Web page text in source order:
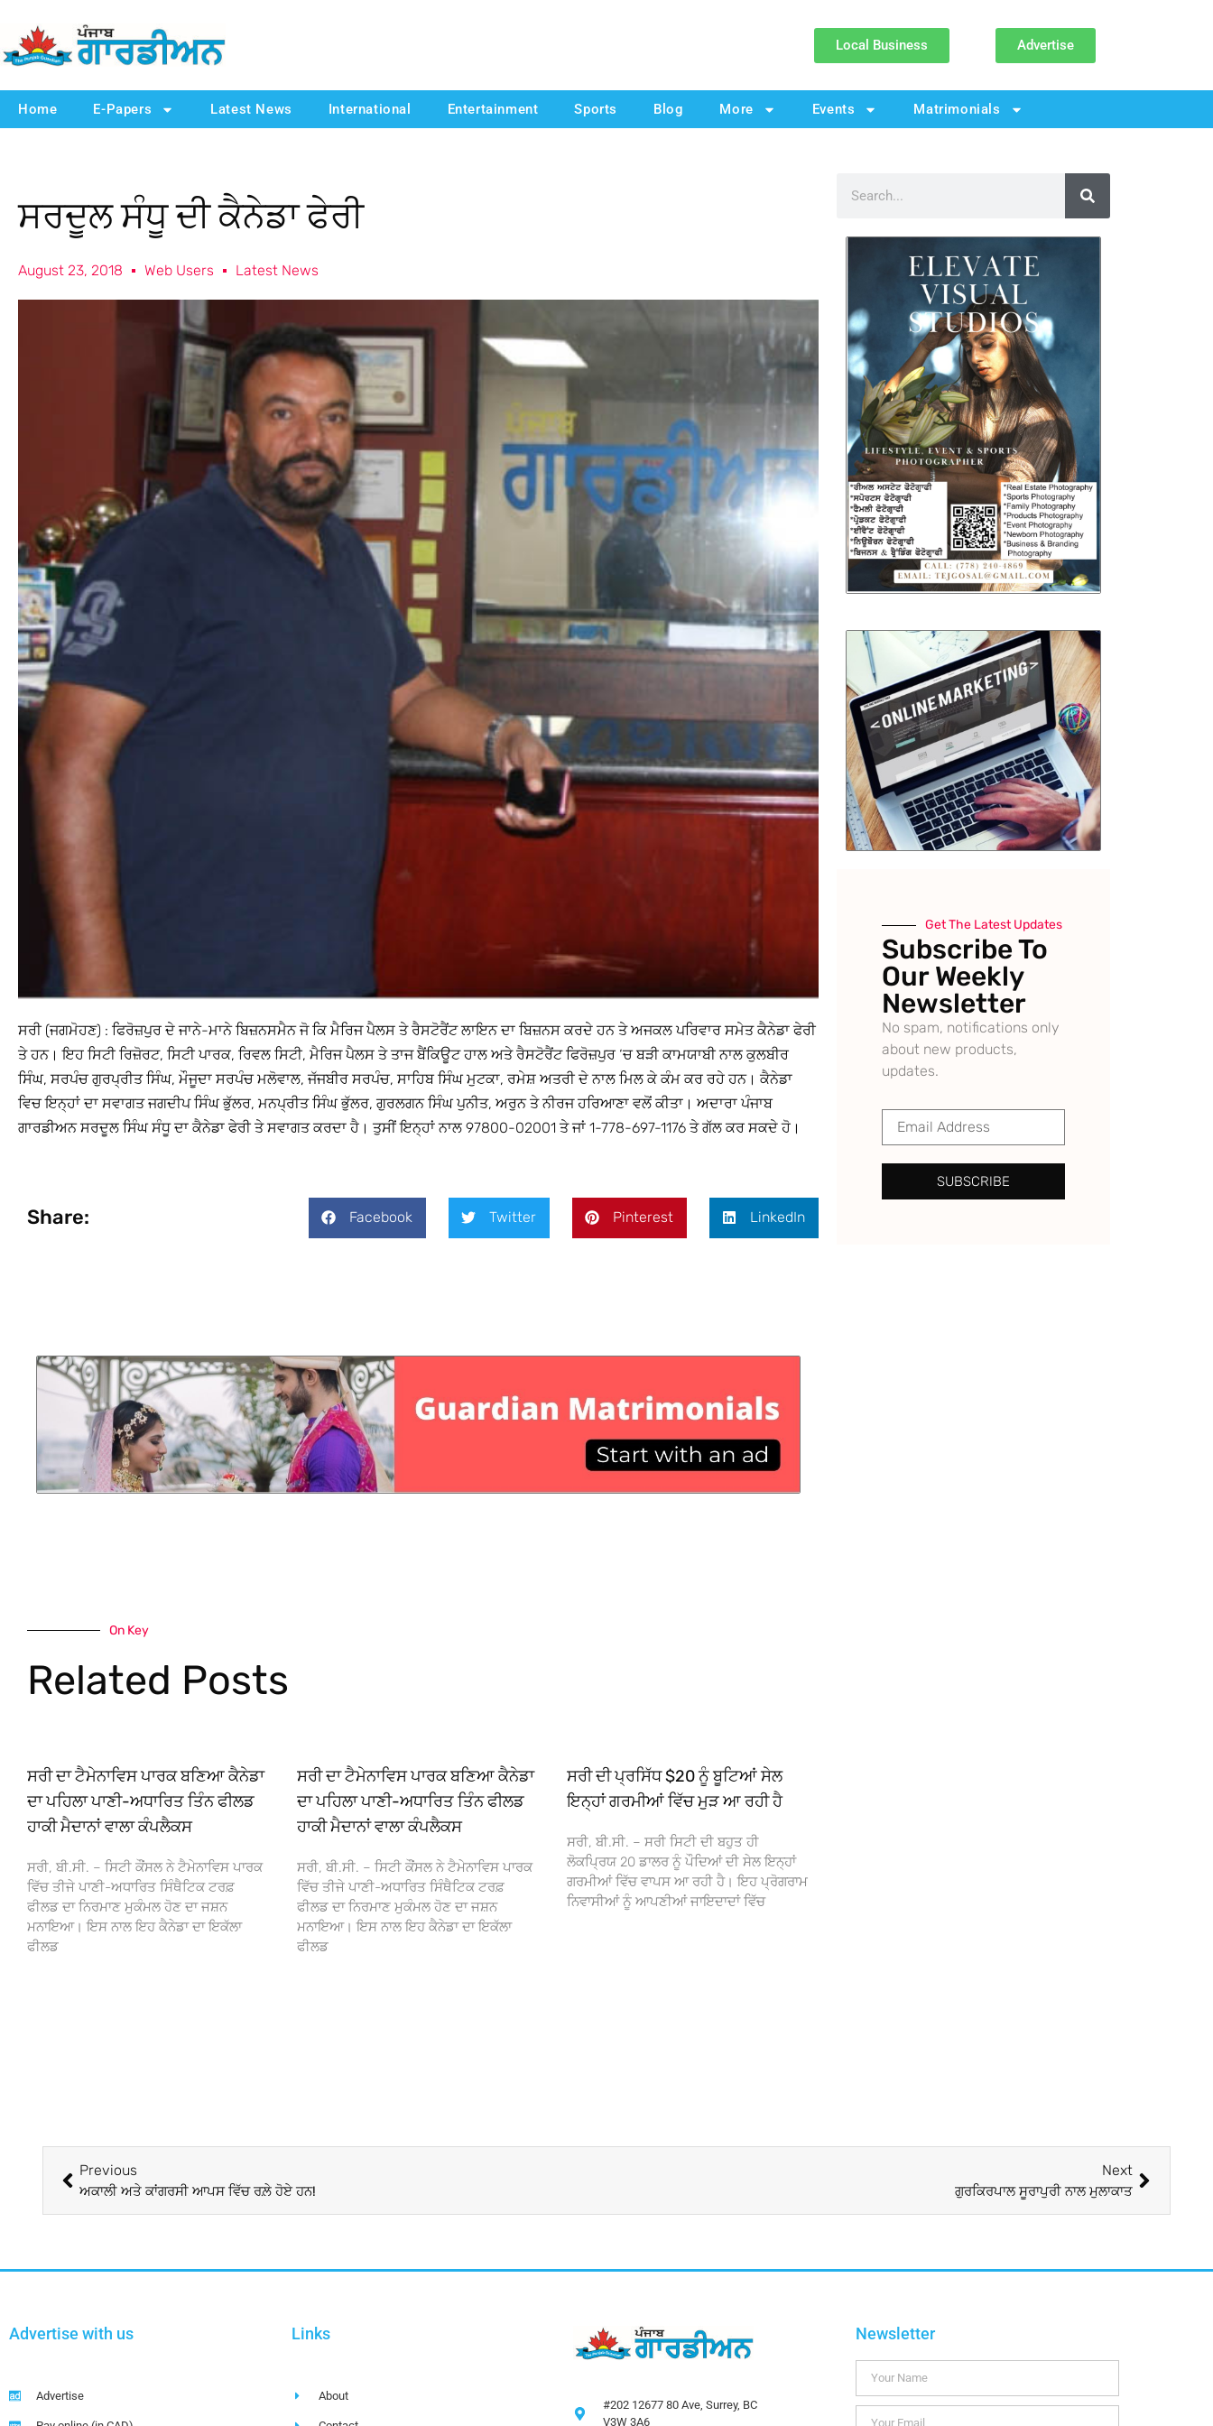
Local Business Advertise
Home E-Papers Latest News International Entertainment Sports Blog More Events Matrimonials
ਸਰਦੂਲ ਸੰਧੂ ਦੀ ਕੈਨੇਡਾ ਫੇਰੀ
August 23, 2018 Web Users Latest News
ਸਰੀ (ਜਗਮੋਹਣ) : ਫਿਰੋਜ਼ਪੁਰ ਦੇ ਜਾਨੇ-ਮਾਨੇ ਬਿਜ਼ਨਸਮੈਨ ਜੋ ਕਿ ਮੈਰਿਜ ਪੈਲਸ ਤੇ ਰੈਸਟੋਰੈਂਟ ਲਾਇਨ ਦਾ ਬਿਜ਼ਨਸ ਕਰਦੇ ਹਨ ਤੇ ਅਜਕਲ ਪਰਿਵਾਰ ਸਮੇਤ ਕੈਨੇਡਾ ਫੇਰੀ
ਤੇ ਹਨ। ਇਹ ਸਿਟੀ ਰਿਜ਼ੋਰਟ, ਸਿਟੀ ਪਾਰਕ, ਰਿਵਲ ਸਿਟੀ, ਮੈਰਿਜ ਪੈਲਸ ਤੇ ਤਾਜ ਬੈਂਕਿਊਟ ਹਾਲ ਅਤੇ ਰੈਸਟੋਰੈਂਟ ਫਿਰੋਜ਼ਪੁਰ ‘ਚ ਬੜੀ ਕਾਮਯਾਬੀ ਨਾਲ ਕੁਲਬੀਰ
ਸਿੰਘ, ਸਰਪੰਚ ਗੁਰਪ੍ਰੀਤ ਸਿੰਘ, ਮੌਜੂਦਾ ਸਰਪੰਚ ਮਲੋਵਾਲ, ਜੱਜਬੀਰ ਸਰਪੰਚ, ਸਾਹਿਬ ਸਿੰਘ ਮੁਟਕਾ, ਰਮੇਸ਼ ਅਤਰੀ ਦੇ ਨਾਲ ਮਿਲ ਕੇ ਕੰਮ ਕਰ ਰਹੇ ਹਨ। ਕੈਨੇਡਾ
ਵਿਚ ਇਨ੍ਹਾਂ ਦਾ ਸਵਾਗਤ ਜਗਦੀਪ ਸਿੰਘ ਭੁੱਲਰ, ਮਨਪ੍ਰੀਤ ਸਿੰਘ ਭੁੱਲਰ, ਗੁਰਲਗਨ ਸਿੰਘ ਪੁਨੀਤ, ਅਰੁਨ ਤੇ ਨੀਰਜ ਹਰਿਆਣਾ ਵਲੋਂ ਕੀਤਾ। ਅਦਾਰਾ ਪੰਜਾਬ
ਗਾਰਡੀਅਨ ਸਰਦੂਲ ਸਿੰਘ ਸੰਧੂ ਦਾ ਕੈਨੇਡਾ ਫੇਰੀ ਤੇ ਸਵਾਗਤ ਕਰਦਾ ਹੈ। ਤੁਸੀਂ ਇਨ੍ਹਾਂ ਨਾਲ 97800-02001 ਤੇ ਜਾਂ 1-778-697-1176 ਤੇ ਗੱਲ ਕਰ ਸਕਦੇ ਹੋ।
Share: Facebook Twitter Pinterest LinkedIn
On Key
Related Posts
ਸਰੀ ਦਾ ਟੈਮੇਨਾਵਿਸ ਪਾਰਕ ਬਣਿਆ ਕੈਨੇਡਾ
ਦਾ ਪਹਿਲਾ ਪਾਣੀ-ਅਧਾਰਿਤ ਤਿੰਨ ਫੀਲਡ
ਹਾਕੀ ਮੈਦਾਨਾਂ ਵਾਲਾ ਕੰਪਲੈਕਸ
ਸਰੀ, ਬੀ.ਸੀ. – ਸਿਟੀ ਕੌਂਸਲ ਨੇ ਟੈਮੇਨਾਵਿਸ ਪਾਰਕ
ਵਿੱਚ ਤੀਜੇ ਪਾਣੀ-ਅਧਾਰਿਤ ਸਿੰਥੈਟਿਕ ਟਰਫ਼
ਫੀਲਡ ਦਾ ਨਿਰਮਾਣ ਮੁਕੰਮਲ ਹੋਣ ਦਾ ਜਸ਼ਨ
ਮਨਾਇਆ। ਇਸ ਨਾਲ ਇਹ ਕੈਨੇਡਾ ਦਾ ਇਕੱਲਾ
ਫੀਲਡ
ਸਰੀ ਦਾ ਟੈਮੇਨਾਵਿਸ ਪਾਰਕ ਬਣਿਆ ਕੈਨੇਡਾ
ਦਾ ਪਹਿਲਾ ਪਾਣੀ-ਅਧਾਰਿਤ ਤਿੰਨ ਫੀਲਡ
ਹਾਕੀ ਮੈਦਾਨਾਂ ਵਾਲਾ ਕੰਪਲੈਕਸ
ਸਰੀ, ਬੀ.ਸੀ. – ਸਿਟੀ ਕੌਂਸਲ ਨੇ ਟੈਮੇਨਾਵਿਸ ਪਾਰਕ
ਵਿੱਚ ਤੀਜੇ ਪਾਣੀ-ਅਧਾਰਿਤ ਸਿੰਥੈਟਿਕ ਟਰਫ਼
ਫੀਲਡ ਦਾ ਨਿਰਮਾਣ ਮੁਕੰਮਲ ਹੋਣ ਦਾ ਜਸ਼ਨ
ਮਨਾਇਆ। ਇਸ ਨਾਲ ਇਹ ਕੈਨੇਡਾ ਦਾ ਇਕੱਲਾ
ਫੀਲਡ
ਸਰੀ ਦੀ ਪ੍ਰਸਿੱਧ $20 ਨੂੰ ਬੂਟਿਆਂ ਸੇਲ
ਇਨ੍ਹਾਂ ਗਰਮੀਆਂ ਵਿੱਚ ਮੁੜ ਆ ਰਹੀ ਹੈ
ਸਰੀ, ਬੀ.ਸੀ. – ਸਰੀ ਸਿਟੀ ਦੀ ਬਹੁਤ ਹੀ
ਲੋਕਪ੍ਰਿਯ 20 ਡਾਲਰ ਨੂੰ ਪੌਦਿਆਂ ਦੀ ਸੇਲ ਇਨ੍ਹਾਂ
ਗਰਮੀਆਂ ਵਿੱਚ ਵਾਪਸ ਆ ਰਹੀ ਹੈ। ਇਹ ਪ੍ਰੋਗਰਾਮ
ਨਿਵਾਸੀਆਂ ਨੂੰ ਆਪਣੀਆਂ ਜਾਇਦਾਦਾਂ ਵਿੱਚ
Get The Latest Updates
Subscribe To
Our Weekly
Newsletter
No spam, notifications only
about new products,
updates.
SUBSCRIBE
Previous
ਅਕਾਲੀ ਅਤੇ ਕਾਂਗਰਸੀ ਆਪਸ ਵਿੱਚ ਰਲ਼ੇ ਹੋਏ ਹਨ!
Next
ਗੁਰਕਿਰਪਾਲ ਸੂਰਾਪੁਰੀ ਨਾਲ ਮੁਲਾਕਾਤ
Advertise with us
Advertise
Links
About
#202 12677 80 Ave, Surrey, BC
V3W 3A6
Newsletter